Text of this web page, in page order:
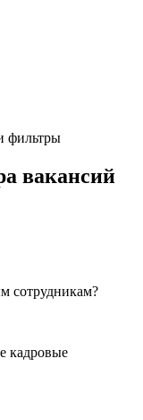
фильтры
вакансий
сотрудникам?
кадровые